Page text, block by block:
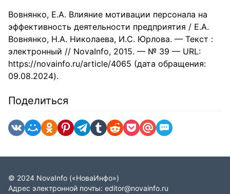
Вовнянко, Е.А. Влияние мотивации персонала на
эффективность деятельности предприятия / Е.А.
Вовнянко, Н.А. Николаева, И.С. Юрлова. — Текст :
электронный // NovaInfo, 2015. — № 39 — URL:
https://novainfo.ru/article/4065 (дата обращения:
09.08.2024).
Поделиться
© 2024 NovaInfo («НоваИнфо»)
Адрес электронной почты: editor@novainfo.ru